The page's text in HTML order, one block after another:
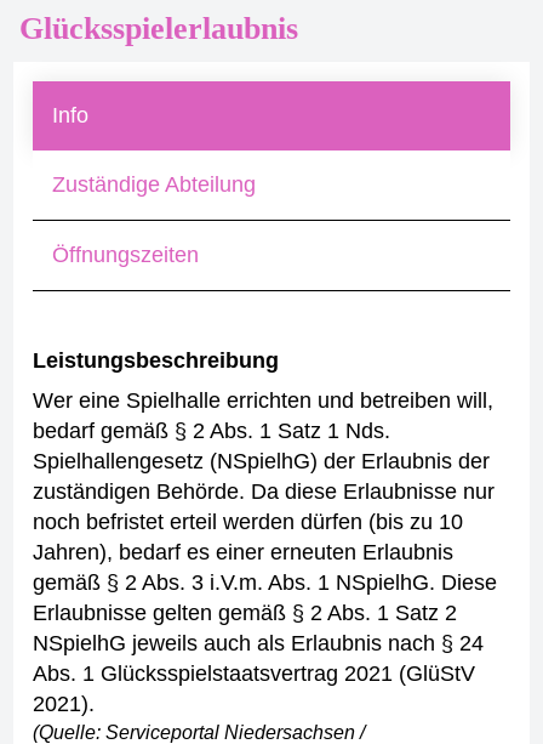
Glücksspielerlaubnis
Info
Zuständige Abteilung
Öffnungszeiten
Leistungsbeschreibung
Wer eine Spielhalle errichten und betreiben will,
bedarf gemäß § 2 Abs. 1 Satz 1 Nds.
Spielhallengesetz (NSpielhG) der Erlaubnis der
zuständigen Behörde. Da diese Erlaubnisse nur
noch befristet erteil werden dürfen (bis zu 10
Jahren), bedarf es einer erneuten Erlaubnis
gemäß § 2 Abs. 3 i.V.m. Abs. 1 NSpielhG. Diese
Erlaubnisse gelten gemäß § 2 Abs. 1 Satz 2
NSpielhG jeweils auch als Erlaubnis nach § 24
Abs. 1 Glücksspielstaatsvertrag 2021 (GlüStV
2021).
(Quelle: Serviceportal Niedersachsen /